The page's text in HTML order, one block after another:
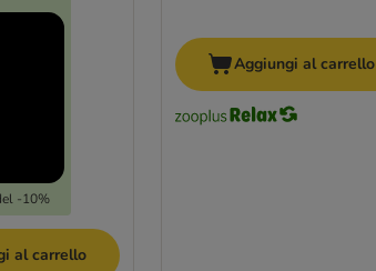
-10%
al carrello
Aggiungi al carrello